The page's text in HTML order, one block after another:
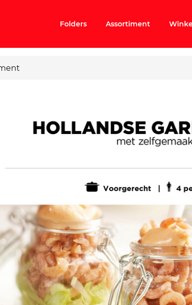
Persoonlijk KIK-account
Folders Assortiment